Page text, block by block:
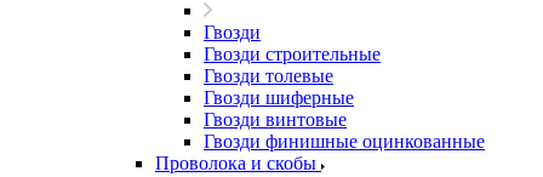
Гвозди
Гвозди строительные
Гвозди толевые
Гвозди шиферные
Гвозди винтовые
Гвозди финишные оцинкованные
Проволока и скобы